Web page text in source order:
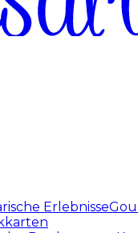
Erlebnisse